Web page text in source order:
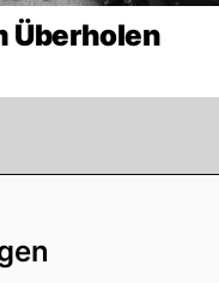
Überholen